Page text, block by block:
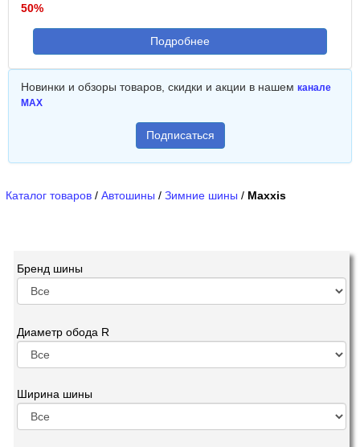
50%
Подробнее
Новинки и обзоры товаров, скидки и акции в нашем канале
MAX
Подписаться
Каталог товаров / Автошины / Зимние шины / Maxxis
Бренд шины
Диаметр обода R
Ширина шины